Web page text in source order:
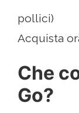
pollici)
Acquista
Che
Go?